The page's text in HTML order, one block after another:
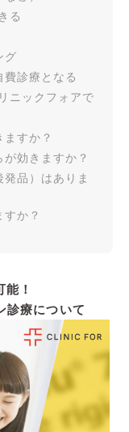
る
グ
診療となる
ニックフォアで
すか？
効きますか？
品）はありま
か？
！
診療について